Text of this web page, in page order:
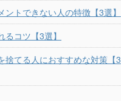
ントできない人の特徴【3選】
るコツ【3選】
捨てる人におすすめな対策【3